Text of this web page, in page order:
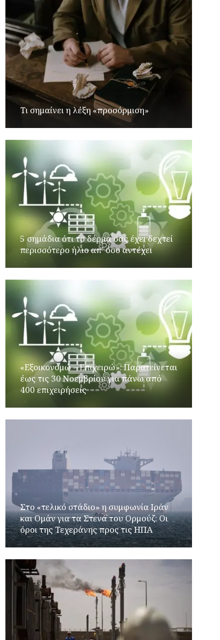
Τι σημαίνει η λέξη «προσόρμιση»
5 σημάδια ότι το δέρμα σας έχει δεχτεί
περισσότερο ήλιο απ’ όσο αντέχει
«Εξοικονομώ – Επιχειρώ»: Παρατείνεται
έως τις 30 Νοεμβρίου για πάνω από
400 επιχειρήσεις
Στο «τελικό στάδιο» η συμφωνία Ιράν
και Ομάν για τα Στενά του Ορμούζ: Οι
όροι της Τεχεράνης προς τις ΗΠΑ